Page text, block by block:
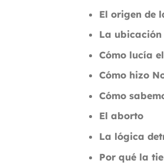
El origen de
La ubicación
Cómo lucía
Cómo hizo
Cómo
El aborto
La lógica
Por qué la